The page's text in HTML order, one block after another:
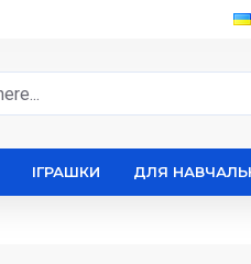
ІГРАШКИ ДЛЯ